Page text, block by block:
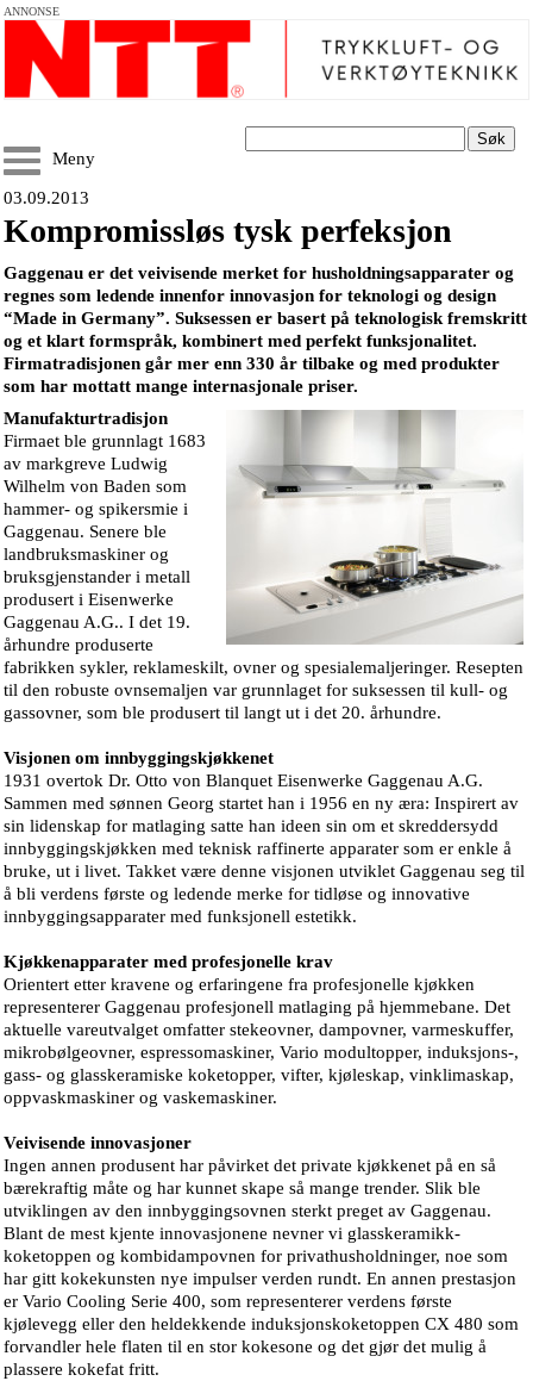
ANNONSE
Søk
Meny
03.09.2013
Kompromissløs tysk perfeksjon
Gaggenau er det veivisende merket for husholdningsapparater og
regnes som ledende innenfor innovasjon for teknologi og design
“Made in Germany”. Suksessen er basert på teknologisk fremskritt
og et klart formspråk, kombinert med perfekt funksjonalitet.
Firmatradisjonen går mer enn 330 år tilbake og med produkter
som har mottatt mange internasjonale priser.
Manufakturtradisjon
Firmaet ble grunnlagt 1683
av markgreve Ludwig
Wilhelm von Baden som
hammer- og spikersmie i
Gaggenau. Senere ble
landbruksmaskiner og
bruksgjenstander i metall
produsert i Eisenwerke
Gaggenau A.G.. I det 19.
århundre produserte
fabrikken sykler, reklameskilt, ovner og spesialemaljeringer. Resepten
til den robuste ovnsemaljen var grunnlaget for suksessen til kull- og
gassovner, som ble produsert til langt ut i det 20. århundre.
Visjonen om innbyggingskjøkkenet
1931 overtok Dr. Otto von Blanquet Eisenwerke Gaggenau A.G.
Sammen med sønnen Georg startet han i 1956 en ny æra: Inspirert av
sin lidenskap for matlaging satte han ideen sin om et skreddersydd
innbyggingskjøkken med teknisk raffinerte apparater som er enkle å
bruke, ut i livet. Takket være denne visjonen utviklet Gaggenau seg til
å bli verdens første og ledende merke for tidløse og innovative
innbyggingsapparater med funksjonell estetikk.
Kjøkkenapparater med profesjonelle krav
Orientert etter kravene og erfaringene fra profesjonelle kjøkken
representerer Gaggenau profesjonell matlaging på hjemmebane. Det
aktuelle vareutvalget omfatter stekeovner, dampovner, varmeskuffer,
mikrobølgeovner, espressomaskiner, Vario modultopper, induksjons-,
gass- og glasskeramiske koketopper, vifter, kjøleskap, vinklimaskap,
oppvaskmaskiner og vaskemaskiner.
Veivisende innovasjoner
Ingen annen produsent har påvirket det private kjøkkenet på en så
bærekraftig måte og har kunnet skape så mange trender. Slik ble
utviklingen av den innbyggingsovnen sterkt preget av Gaggenau.
Blant de mest kjente innovasjonene nevner vi glasskeramikk-
koketoppen og kombidampovnen for privathusholdninger, noe som
har gitt kokekunsten nye impulser verden rundt. En annen prestasjon
er Vario Cooling Serie 400, som representerer verdens første
kjølevegg eller den heldekkende induksjonskoketoppen CX 480 som
forvandler hele flaten til en stor kokesone og det gjør det mulig å
plassere kokefat fritt.